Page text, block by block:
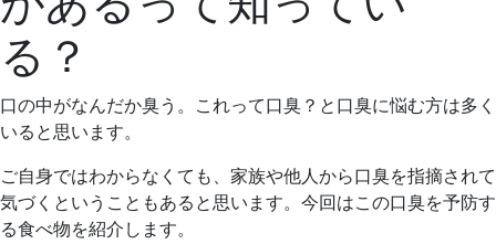
19
歯
院
る？
口の中がなんだか臭う。これって口臭？と口臭に悩む方は多く
いると思います。
ご自身ではわからなくても、家族や他人から口臭を指摘されて
気づくということもあると思います。今回はこの口臭を予防す
る食べ物を紹介します。